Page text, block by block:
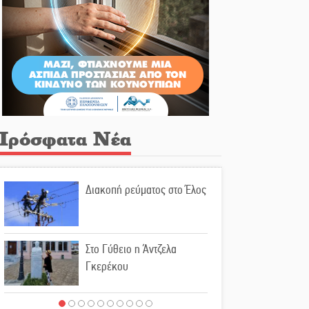
Νέα
Διακοπή ρεύματος στο Έλος
Στο Γύθειο η Άντζελα
Γκερέκου